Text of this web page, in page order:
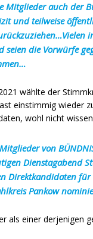
Mitglieder auch der
und teilweise
Vielen
seien die Vorwürfe
wählte der
einstimmig wieder
wohl nicht
von
Dienstagabend
Direktkandidaten für
Pankow
als einer derjenigen